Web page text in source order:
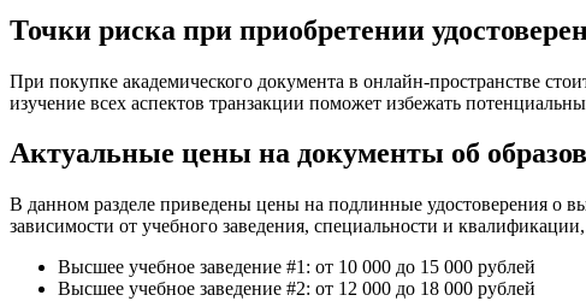
Точки риска при приобретении
При покупке академического документа в онлайн-пространстве
изучение всех аспектов транзакции поможет избежать
Актуальные цены на документы об
В данном разделе приведены цены на подлинные удостоверения о
зависимости от учебного заведения, специальности и
Высшее учебное заведение #1: от 10 000 до 15 000 рублей
Высшее учебное заведение #2: от 12 000 до 18 000 рублей